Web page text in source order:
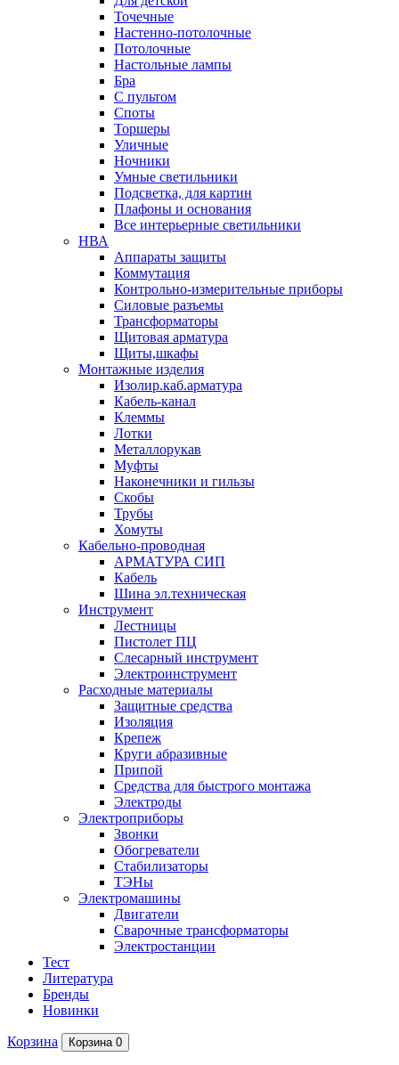
Точечные
Настенно-потолочные
Потолочные
Настольные лампы
Бра
С пультом
Споты
Торшеры
Уличные
Ночники
Умные светильники
Подсветка, для картин
Плафоны и основания
Все интерьерные светильники
НВА
Аппараты защиты
Коммутация
Контрольно-измерительные приборы
Силовые разъемы
Трансформаторы
Щитовая арматура
Щиты,шкафы
Монтажные изделия
Изолир.каб.арматура
Кабель-канал
Клеммы
Лотки
Металлорукав
Муфты
Наконечники и гильзы
Скобы
Трубы
Хомуты
Кабельно-проводная
АРМАТУРА СИП
Кабель
Шина эл.техническая
Инструмент
Лестницы
Пистолет ПЦ
Слесарный инструмент
Электроинструмент
Расходные материалы
Защитные средства
Изоляция
Крепеж
Круги абразивные
Припой
Средства для быстрого монтажа
Электроды
Электроприборы
Звонки
Обогреватели
Стабилизаторы
ТЭНы
Электромашины
Двигатели
Сварочные трансформаторы
Электростанции
Тест
Литература
Бренды
Новинки
Корзина Корзина 0